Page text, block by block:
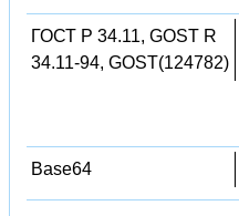
ГОСТ Р 34.11, GOST R
34.11-94, GOST(124782)
Base64